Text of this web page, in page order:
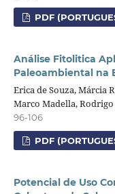
PDF
Análise Fitolitica
Paleoambiental na
Erica de Souza, Márcia
Marco Madella, Rodrigo
96-106
PDF
Potencial de Uso